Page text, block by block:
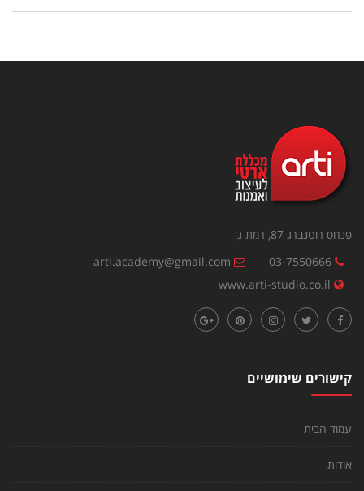
פנחס רוטנברג 87, רמת גן
03-7550666
arti.academy@gmail.com
www.arti-studio.co.il
קישורים שימושיים
עמוד הבית
אודות